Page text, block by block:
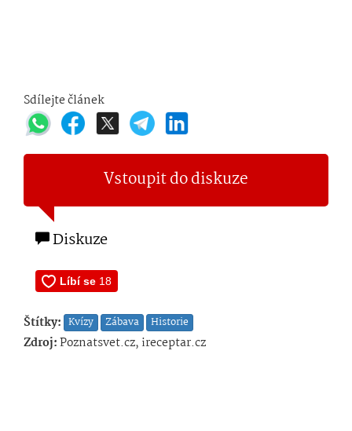
Sdílejte článek
Vstoupit do diskuze
Diskuze
Štítky: Kvízy Zábava Historie
Zdroj:Poznatsvet.cz, ireceptar.cz